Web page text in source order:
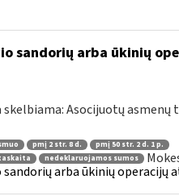
sandorių arba ūkinių
Asocijuotų asmenų
pmį 2 str. 8 d.
pmį 50 str. 2 d. 1 p.
nedeklaruojamos sumos
arba ūkinių operacijų